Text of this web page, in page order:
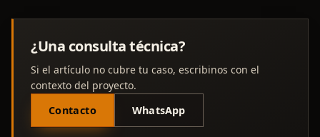
¿Una consulta técnica?
Si el artículo no cubre tu caso, escribinos con el
contexto del proyecto.
Contacto
WhatsApp